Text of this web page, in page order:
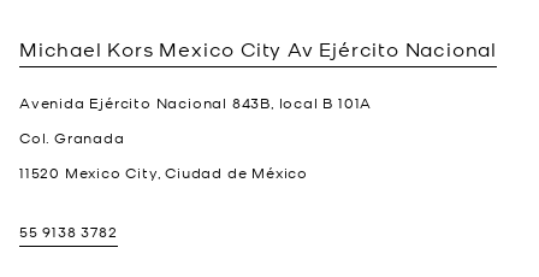
Michael Kors Mexico City Av Ejército Nacional
Avenida Ejército Nacional 843B, local B 101A
Col. Granada
11520 Mexico City, Ciudad de México
55 9138 3782